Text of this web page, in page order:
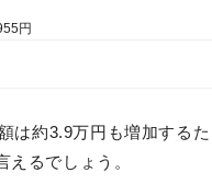
円
は約3.9万円も増加するた
るでしょう。